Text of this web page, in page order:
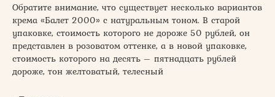
Обратите внимание, что существует несколько вариантов
крема «Балет 2000» с натуральным тоном. В старой
упаковке, стоимость которого не дороже 50 рублей, он
представлен в розоватом оттенке, а в новой упаковке,
стоимость которого на десять – пятнадцать рублей
дороже, тон желтоватый, телесный